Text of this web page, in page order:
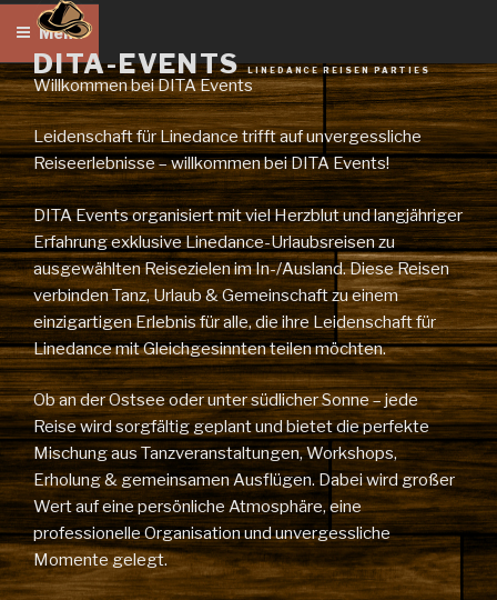
Inhalt
springenDITA-EVENTSLINEDANCE REISEN PARTIES
Menü
Willkommen bei DITA Events
Leidenschaft für Linedance trifft auf unvergessliche
Reiseerlebnisse – willkommen bei DITA Events!
DITA Events organisiert mit viel Herzblut und langjähriger
Erfahrung exklusive Linedance-Urlaubsreisen zu
ausgewählten Reisezielen im In-/Ausland. Diese Reisen
verbinden Tanz, Urlaub & Gemeinschaft zu einem
einzigartigen Erlebnis für alle, die ihre Leidenschaft für
Linedance mit Gleichgesinnten teilen möchten.
Ob an der Ostsee oder unter südlicher Sonne – jede
Reise wird sorgfältig geplant und bietet die perfekte
Mischung aus Tanzveranstaltungen, Workshops,
Erholung & gemeinsamen Ausflügen. Dabei wird großer
Wert auf eine persönliche Atmosphäre, eine
professionelle Organisation und unvergessliche
Momente gelegt.